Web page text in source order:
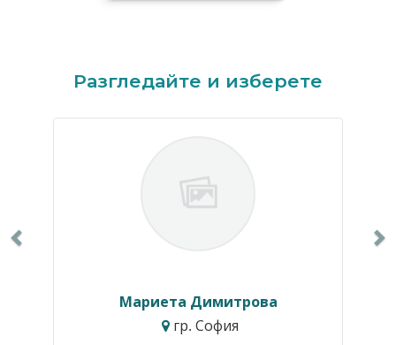
Разгледайте и изберете
Мариета Димитрова
гр. София